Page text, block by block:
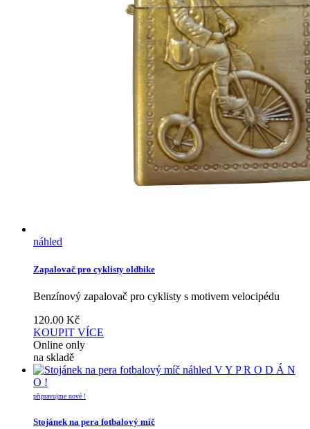
náhled
Zapalovač pro cyklisty oldbike
Benzínový zapalovač pro cyklisty s motivem velocipédu
120.00 Kč
KOUPIT VÍCE
Online only
na skladě
náhled V Y P R O D Á N
O !
připravujme nové !
Stojánek na pera fotbalový míč